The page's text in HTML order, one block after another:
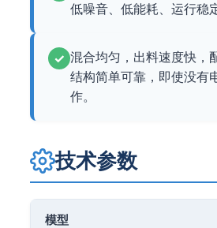
低噪音、低能耗、运行稳
✓ 混合均匀，出料速度快，
结构简单可靠，即使没有
作。
技术参数
模型